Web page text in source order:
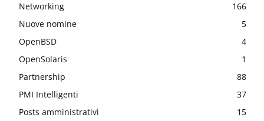
Networking
166
Nuove nomine
5
OpenBSD
4
OpenSolaris
1
Partnership
88
PMI Intelligenti
37
Posts amministrativi
15